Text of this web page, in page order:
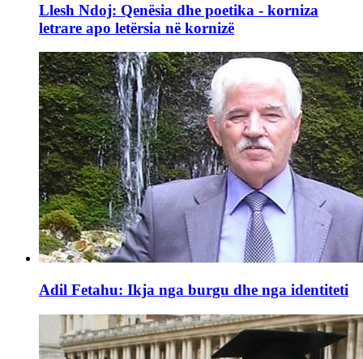
Llesh Ndoj: Qenësia dhe poetika - korniza
letrare apo letërsia në kornizë
Adil Fetahu: Ikja nga burgu dhe nga identiteti